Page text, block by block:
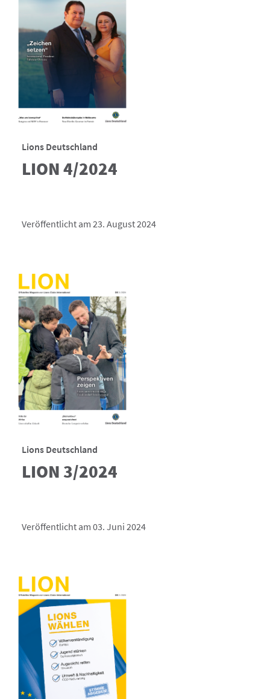
Lions Deutschland
LION 4/2024
Veröffentlicht am 23. August 2024
Lions Deutschland
LION 3/2024
Veröffentlicht am 03. Juni 2024